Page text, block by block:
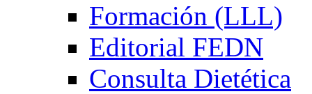
Formación (LLL)
Editorial FEDN
Consulta Dietética